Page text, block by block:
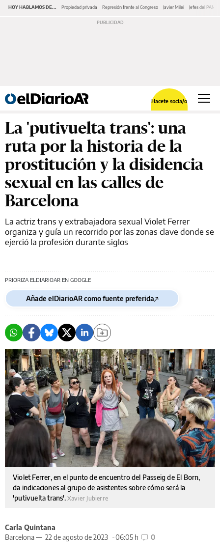
HOY HABLAMOS DE... Propiedad privada Represión frente al Congreso Javier Milei Jefes del PAMI
Hacete socia/o
La 'putivuelta trans': una
ruta por la historia de la
prostitución y la disidencia
sexual en las calles de
Barcelona
La actriz trans y extrabajadora sexual Violet Ferrer
organiza y guía un recorrido por las zonas clave donde se
ejerció la profesión durante siglos
PRIORIZA ELDIARIOAR EN GOOGLE
Añade elDiarioAR como fuente preferida
Violet Ferrer, en el punto de encuentro del Passeig de El Born,
da indicaciones al grupo de asistentes sobre cómo será la
'putivuelta trans'. Xavier Jubierre
Carla Quintana
Barcelona — 22 de agosto de 2023 06:05 h 0